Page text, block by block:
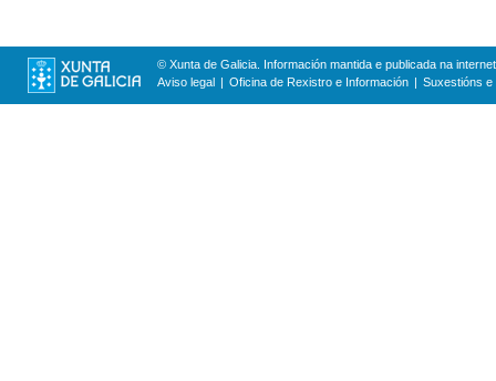
© Xunta de Galicia. Información mantida e publicada na
Aviso legal
Oficina de Rexistro e Información Suxestións e